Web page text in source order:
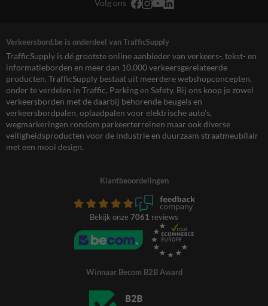
Volg ons
Verkeersbord.be is onderdeel van TrafficSupply
TrafficSupply is dé grootste online aanbieder van verkeers-, tekst- en
informatieborden en meer dan 10.000 verkeersgerelateerde
producten. TrafficSupply bestaat uit meerdere webshopconcepten,
onder te verdelen in Traffic, Parking en Safety. Bij ons koop je zowel
verkeersborden met de daarbij behorende beugels en
verkeersbordpalen, oplaadpalen voor elektrische auto’s,
wegmarkeringen rondom parkeerterreinen maar ook diverse
veiligheidsproducten voor de industrie en duurzaam straatmeubilair
met een mooi design.
Klantbeoordelingen
Bekijk onze 7061 reviews
Winnaar Becom B2B Award